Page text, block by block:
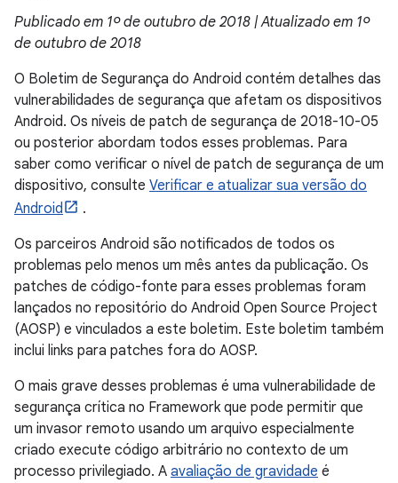
Publicado em 1º de outubro de 2018 | Atualizado em 1º
de outubro de 2018
O Boletim de Segurança do Android contém detalhes das
vulnerabilidades de segurança que afetam os dispositivos
Android. Os níveis de patch de segurança de 2018-10-05
ou posterior abordam todos esses problemas. Para
saber como verificar o nível de patch de segurança de um
dispositivo, consulte Verificar e atualizar sua versão do
Android
.
Os parceiros Android são notificados de todos os
problemas pelo menos um mês antes da publicação. Os
patches de código-fonte para esses problemas foram
lançados no repositório do Android Open Source Project
(AOSP) e vinculados a este boletim. Este boletim também
inclui links para patches fora do AOSP.
O mais grave desses problemas é uma vulnerabilidade de
segurança crítica no Framework que pode permitir que
um invasor remoto usando um arquivo especialmente
criado execute código arbitrário no contexto de um
processo privilegiado. A avaliação de gravidade é